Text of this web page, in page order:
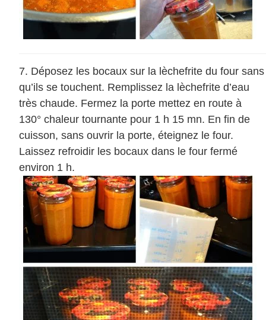
Déposez les bocaux sur la lèchefrite du four sans
qu’ils se touchent. Remplissez la lèchefrite d’eau
très chaude. Fermez la porte mettez en route à
130° chaleur tournante pour 1 h 15 mn. En fin de
cuisson, sans ouvrir la porte, éteignez le four.
Laissez refroidir les bocaux dans le four fermé
environ 1 h.